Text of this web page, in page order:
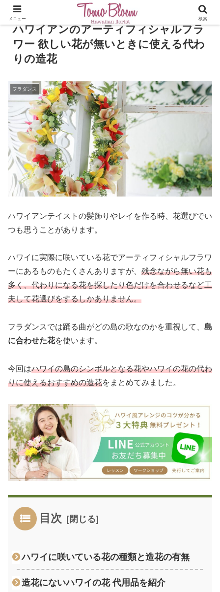
ハワイアンのアーティフィシャルフラ
ワー 欲しい花が無いときに使える代わ
りの造花
フラダンス
ハワイアンテイストの髪飾りやレイを作る時、花選びでい
つも思うことがあります。
ハワイに実際に咲いている花でアーティフィシャルフラワ
ーにあるものもたくさんありますが、 残念ながら無い花も
多く、代わりになる花を探したり色だけを合わせるなど工
夫して花選びをするしかありません。
フラダンスでは踊る曲がどの島の歌なのかを重視して、 島
に合わせた花を使います。
今回はハワイの島のシンボルとなる花やハワイの花の代わ
りに使えるおすすめの造花をまとめてみました。
目次
ハワイに咲いている花の種類と造花の有無
造花にないハワイの花 代用品を紹介
メニュー 検索